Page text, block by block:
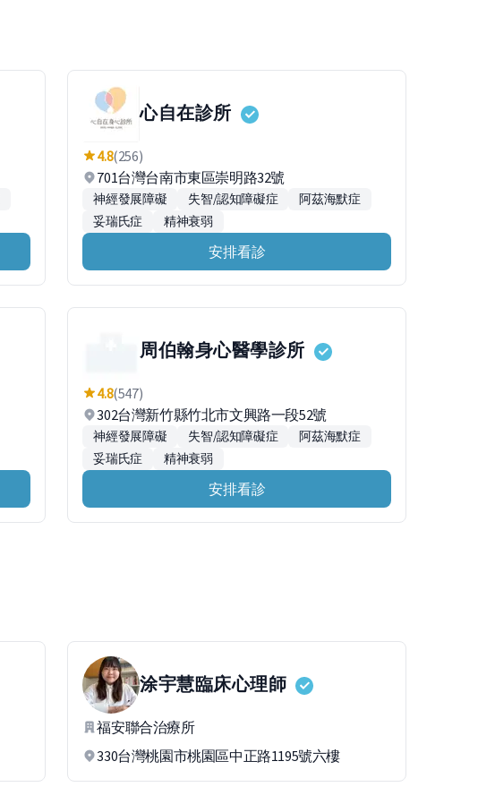
心自在診所
4.8(256)
701台灣台南市東區崇明路32號
神經發展障礙 失智/認知障礙症
阿茲海默症
妥瑞氏症
精神衰弱
安排看診
周伯翰身心醫學診所
4.8(547)
302台灣新竹縣竹北市文興路一段52號
神經發展障礙 失智/認知障礙症
阿茲海默症
妥瑞氏症
精神衰弱
安排看診
涂宇慧臨床心理師
福安聯合治療所
330台灣桃園市桃園區中正路1195號六樓